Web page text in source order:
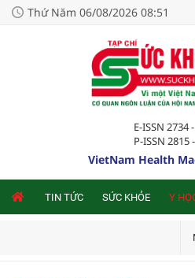
Thứ Năm 06/08/2026 08:51
E-ISSN 2734
P-ISSN 2815
VietNam Health
TIN TỨC SỨC KHỎE Y